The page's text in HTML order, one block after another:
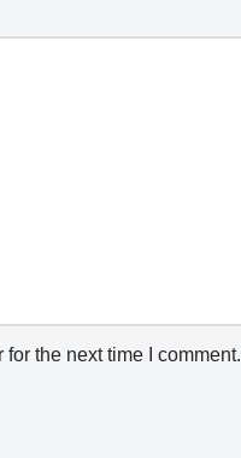
the next time I comment.